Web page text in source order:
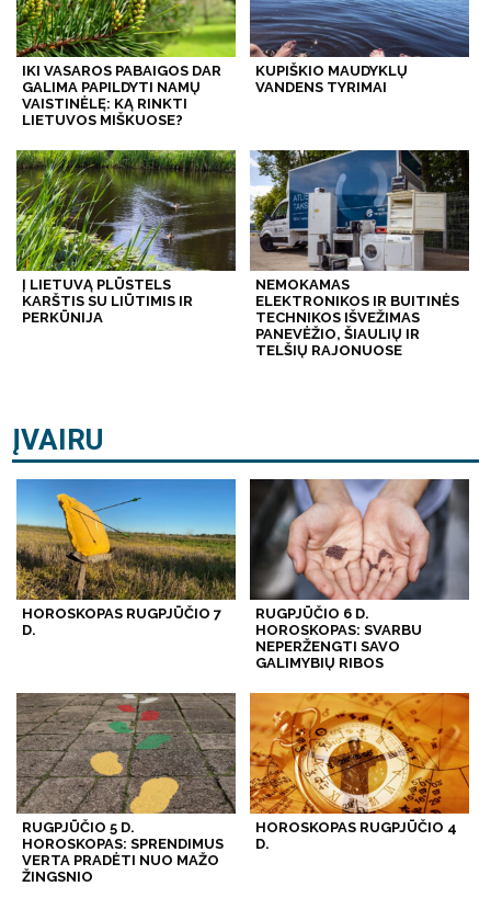
IKI VASAROS PABAIGOS DAR
GALIMA PAPILDYTI NAMŲ
VAISTINĖLĘ: KĄ RINKTI
LIETUVOS MIŠKUOSE?
KUPIŠKIO MAUDYKLŲ
VANDENS TYRIMAI
Į LIETUVĄ PLŪSTELS
KARŠTIS SU LIŪTIMIS IR
PERKŪNIJA
NEMOKAMAS
ELEKTRONIKOS IR BUITINĖS
TECHNIKOS IŠVEŽIMAS
PANEVĖŽIO, ŠIAULIŲ IR
TELŠIŲ RAJONUOSE
ĮVAIRU
HOROSKOPAS RUGPJŪČIO 7
D.
RUGPJŪČIO 6 D.
HOROSKOPAS: SVARBU
NEPERŽENGTI SAVO
GALIMYBIŲ RIBOS
RUGPJŪČIO 5 D.
HOROSKOPAS: SPRENDIMUS
VERTA PRADĖTI NUO MAŽO
ŽINGSNIO
HOROSKOPAS RUGPJŪČIO 4
D.